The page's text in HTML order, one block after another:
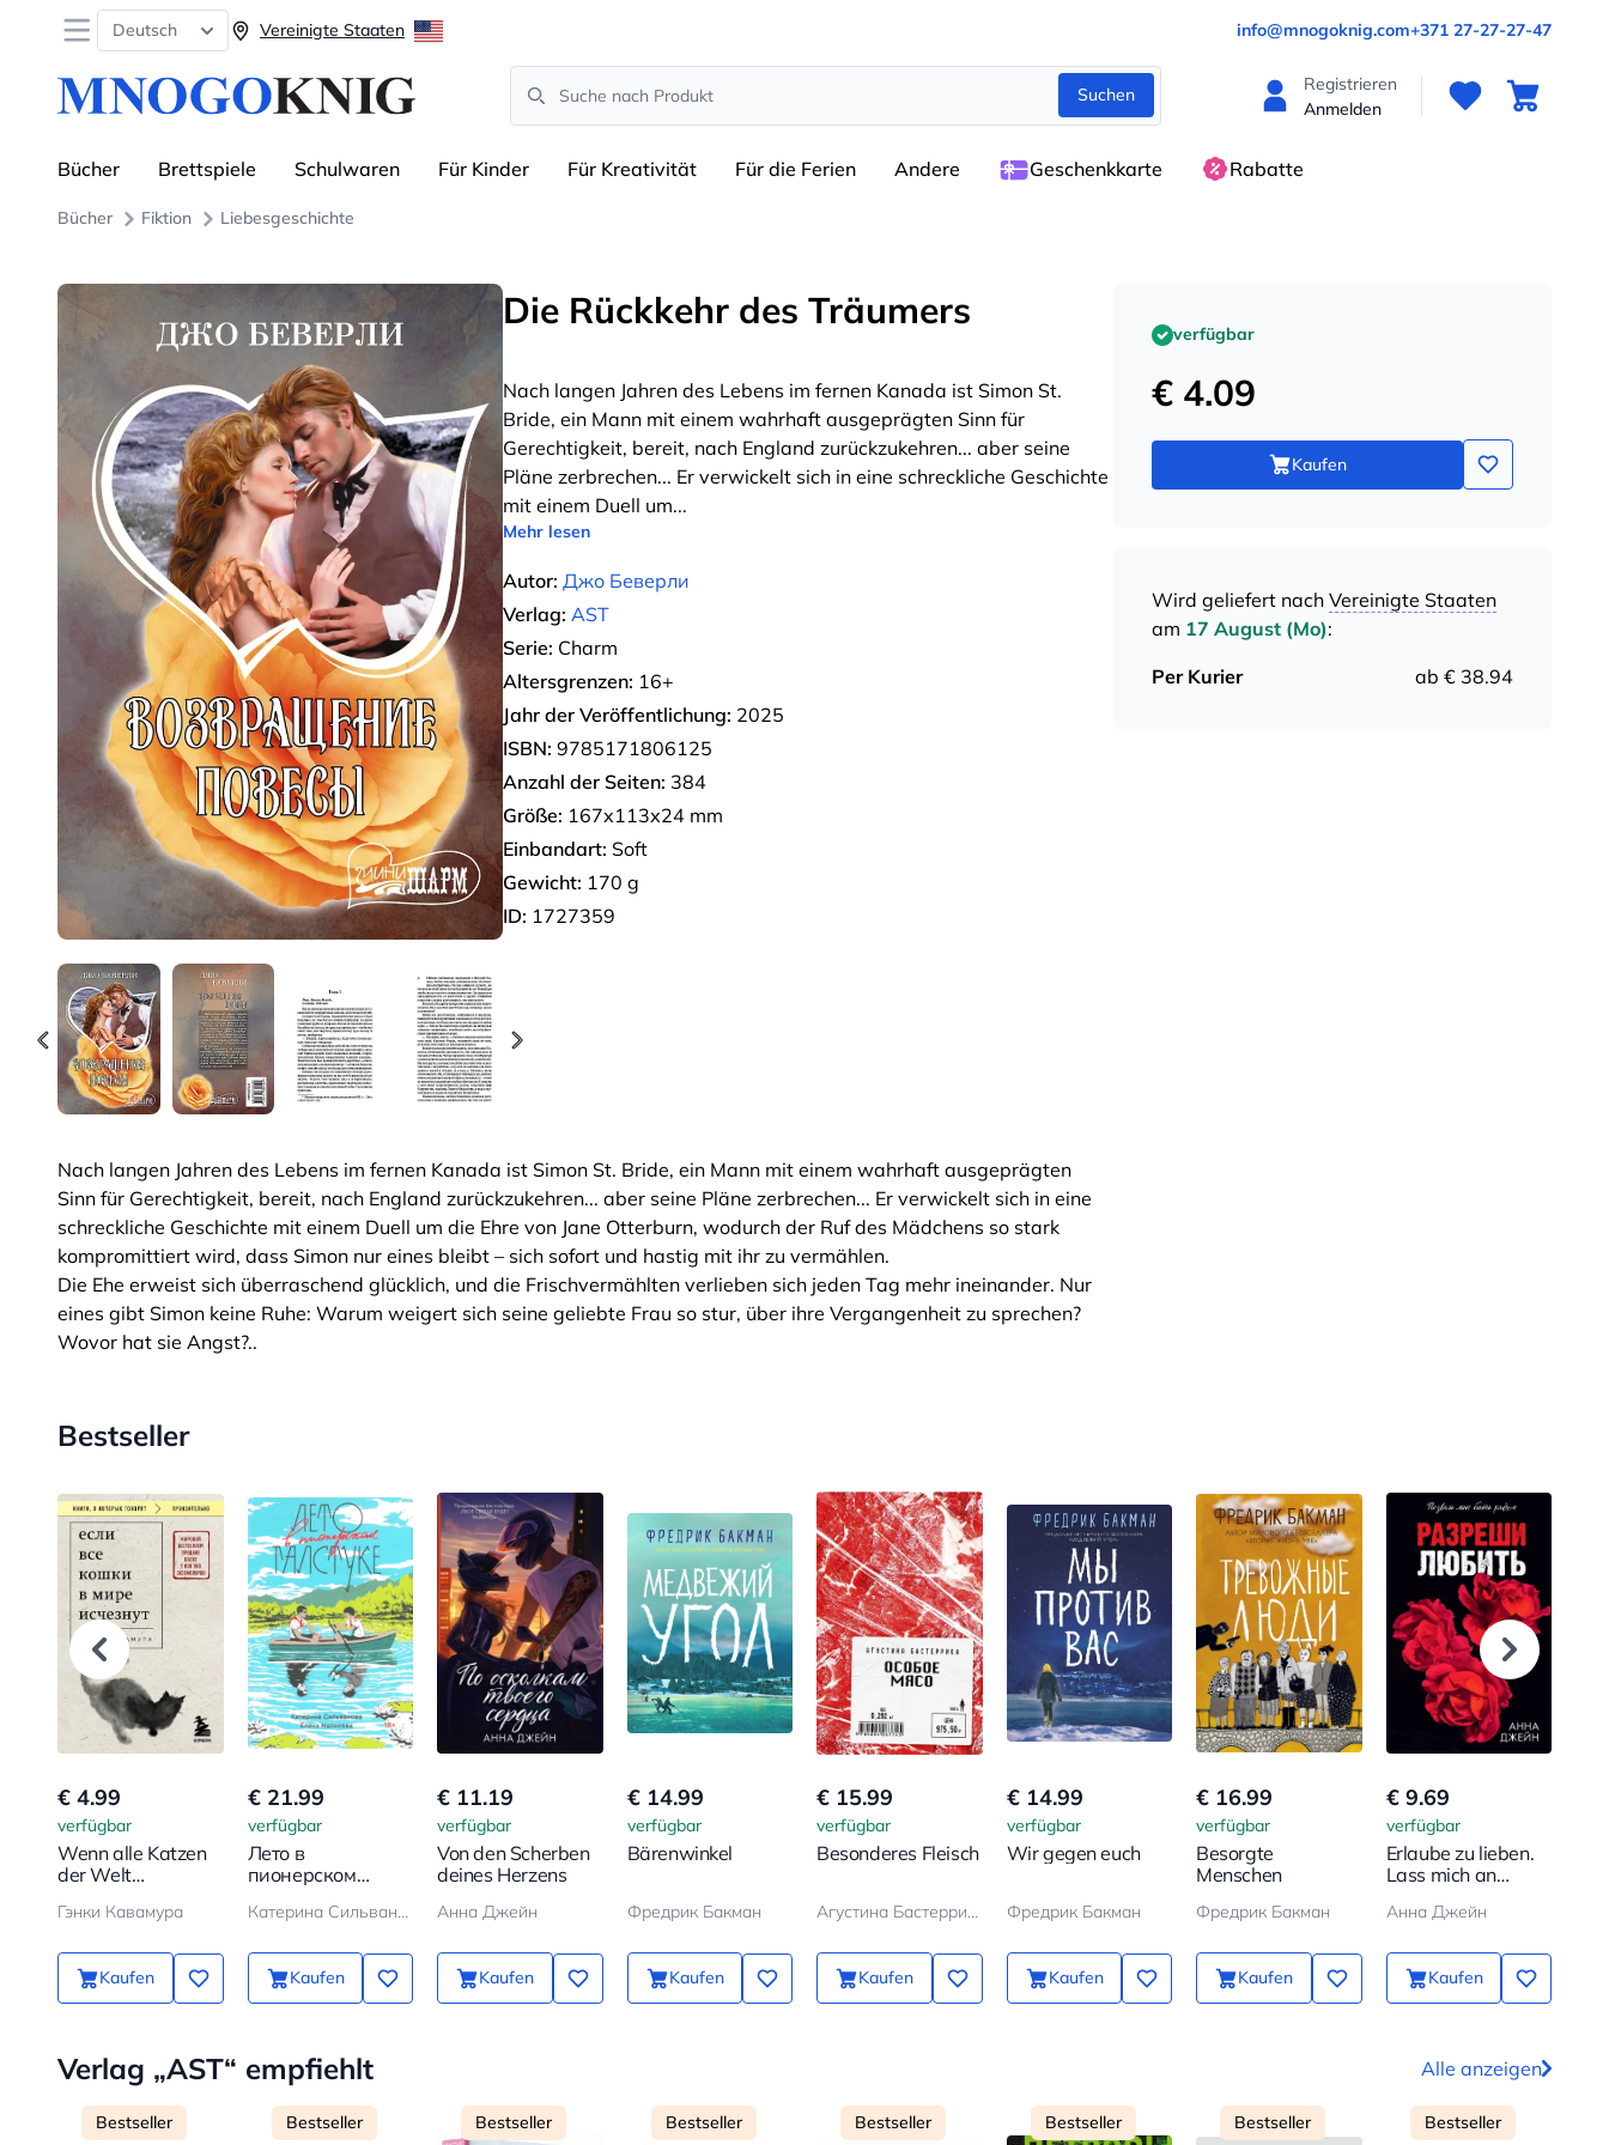
Open menu
Deutsch Vereinigte Staaten info@mnogoknig.com+371 27-27-27-47
Search
Suchen
Registrieren
Anmelden
Bücher Brettspiele Schulwaren Für Kinder Für Kreativität Für die Ferien Andere Geschenkkarte Rabatte
Bücher Fiktion Liebesgeschichte
Die Rückkehr des Träumers
Nach langen Jahren des Lebens im fernen Kanada ist Simon St.
Bride, ein Mann mit einem wahrhaft ausgeprägten Sinn für
Gerechtigkeit, bereit, nach England zurückzukehren... aber seine
Pläne zerbrechen... Er verwickelt sich in eine schreckliche Geschichte
mit einem Duell um...
Mehr lesen
Autor: Джо Беверли
Verlag: AST
Serie: Charm
Altersgrenzen: 16+
Jahr der Veröffentlichung: 2025
ISBN: 9785171806125
Anzahl der Seiten: 384
Größe: 167х113х24 mm
Einbandart: Soft
Gewicht: 170 g
ID: 1727359
Nach langen Jahren des Lebens im fernen Kanada ist Simon St. Bride, ein Mann mit einem wahrhaft ausgeprägten
Sinn für Gerechtigkeit, bereit, nach England zurückzukehren... aber seine Pläne zerbrechen... Er verwickelt sich in eine
schreckliche Geschichte mit einem Duell um die Ehre von Jane Otterburn, wodurch der Ruf des Mädchens so stark
kompromittiert wird, dass Simon nur eines bleibt – sich sofort und hastig mit ihr zu vermählen.
Die Ehe erweist sich überraschend glücklich, und die Frischvermählten verlieben sich jeden Tag mehr ineinander. Nur
eines gibt Simon keine Ruhe: Warum weigert sich seine geliebte Frau so stur, über ihre Vergangenheit zu sprechen?
Wovor hat sie Angst?..
verfügbar
€ 4.09
Kaufen
Wird geliefert nach Vereinigte Staaten
am 17 August (Mo):
Per Kurier
ab € 38.94
Bestseller
€ 4.99
verfügbar
Wenn alle Katzen
der Welt
Гэнки Кавамура
Kaufen
€ 21.99
verfügbar
Лето в
пионерском
Катерина Сильванова, Елена Малисова
Kaufen
€ 11.19
verfügbar
Von den Scherben
deines Herzens
Анна Джейн
Kaufen
€ 14.99
verfügbar
Bärenwinkel
Фредрик Бакман
Kaufen
€ 15.99
verfügbar
Besonderes Fleisch
Агустина Бастеррика
Kaufen
€ 14.99
verfügbar
Wir gegen euch
Фредрик Бакман
Kaufen
€ 16.99
verfügbar
Besorgte
Menschen
Фредрик Бакман
Kaufen
€ 9.69
verfügbar
Erlaube zu lieben.
Lass mich an
Анна Джейн
Kaufen
Verlag „AST“ empfiehlt Alle anzeigen
Bestseller Bestseller Bestseller Bestseller Bestseller Bestseller Bestseller Bestseller